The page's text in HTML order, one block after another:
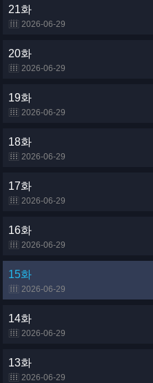
21화
2026-06-29
20화
2026-06-29
19화
2026-06-29
18화
2026-06-29
17화
2026-06-29
16화
2026-06-29
15화
2026-06-29
14화
2026-06-29
13화
2026-06-29